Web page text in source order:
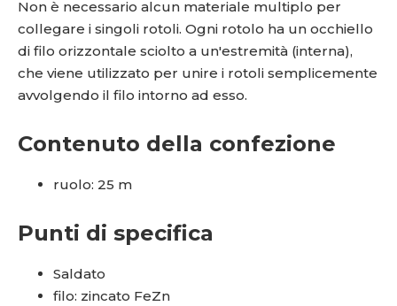
Non è necessario alcun materiale multiplo per
collegare i singoli rotoli. Ogni rotolo ha un occhiello
di filo orizzontale sciolto a un'estremità (interna),
che viene utilizzato per unire i rotoli semplicemente
avvolgendo il filo intorno ad esso.
Contenuto della confezione
ruolo: 25 m
Punti di specifica
Saldato
filo: zincato FeZn